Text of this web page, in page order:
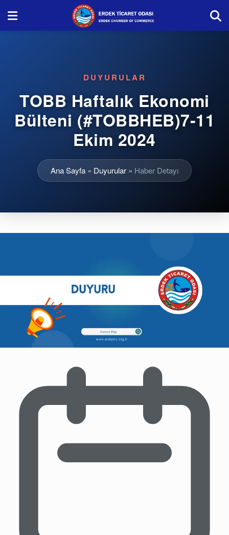
DUYURULAR
TOBB Haftalık Ekonomi
Bülteni (#TOBBHEB)7-11
Ekim 2024
Ana Sayfa » Duyurular » Haber Detayı